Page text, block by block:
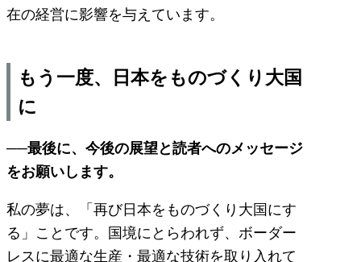
在の経営に影響を与えています。
もう一度、日本をものづくり大国
に
──最後に、今後の展望と読者へのメッセージ
をお願いします。
私の夢は、「再び日本をものづくり大国にす
る」ことです。国境にとらわれず、ボーダー
レスに最適な生産・最適な技術を取り入れて